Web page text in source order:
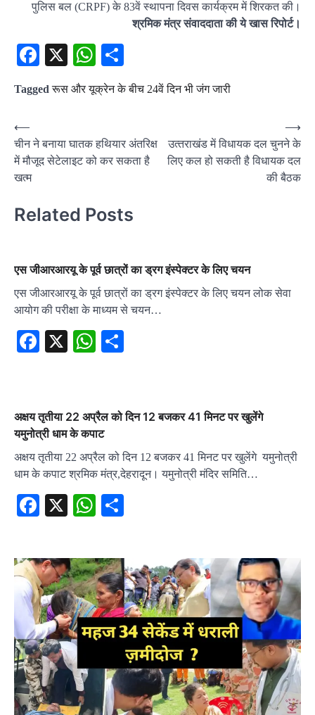
पुलिस बल (CRPF) के 83वें स्थापना दिवस कार्यक्रम में शिरकत की।
श्रमिक मंत्र संवाददाता की ये खास रिपोर्ट।
Facebook
X WhatsApp
Taggedरूस और यूक्रेन के बीच 24वें दिन भी जंग जारी
Post
navigation
⟵
चीन ने बनाया घातक हथियार अंतरिक्ष
में मौजूद सेटेलाइट को कर सकता है
खत्‍म
उत्‍तराखंड में विधायक दल चुनने के
लिए कल हो सकती है विधायक दल
की बैठक
⟶
Related Posts
एस जीआरआरयू के पूर्व छात्रों का ड्रग इंस्पेक्टर के लिए चयन
एस जीआरआरयू के पूर्व छात्रों का ड्रग इंस्पेक्टर के लिए चयन लोक सेवा
आयोग की परीक्षा के माध्यम से चयन…
Facebook
X WhatsApp
अक्षय तृतीया 22 अप्रैल को दिन 12 बजकर 41 मिनट पर खुलेंगे
यमुनोत्री धाम के कपाट
अक्षय तृतीया 22 अप्रैल को दिन 12 बजकर 41 मिनट पर खुलेंगे यमुनोत्री
धाम के कपाट श्रमिक मंत्र,देहरादून। यमुनोत्री मंदिर समिति…
Facebook
X WhatsApp